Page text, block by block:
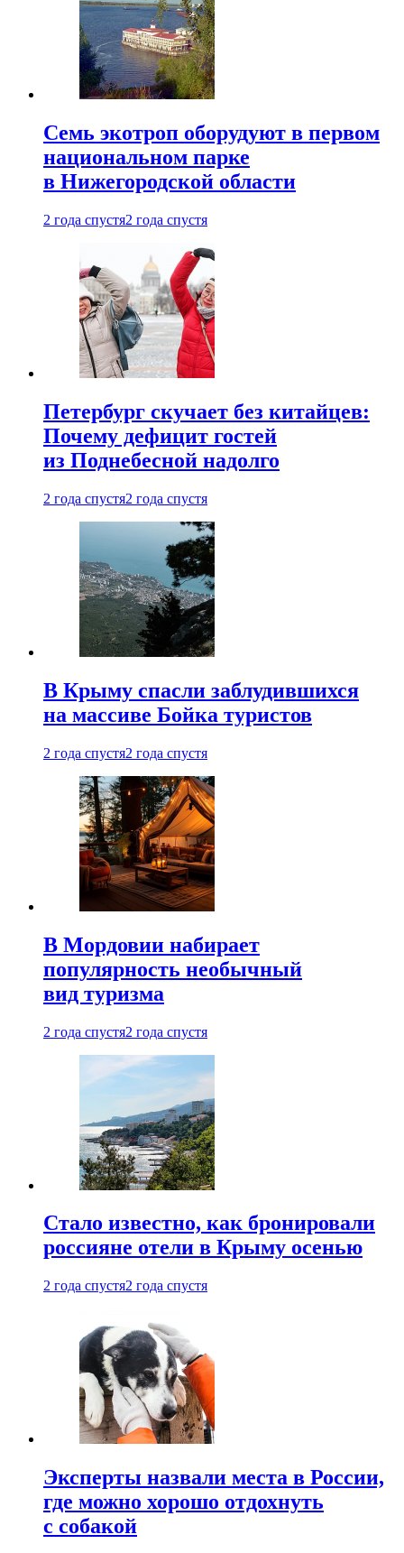
Семь экотроп оборудуют в первом
национальном парке
в Нижегородской области
2 года спустя2 года спустя
Петербург скучает без китайцев:
Почему дефицит гостей
из Поднебесной надолго
2 года спустя2 года спустя
В Крыму спасли заблудившихся
на массиве Бойка туристов
2 года спустя2 года спустя
В Мордовии набирает
популярность необычный
вид туризма
2 года спустя2 года спустя
Стало известно, как бронировали
россияне отели в Крыму осенью
2 года спустя2 года спустя
Эксперты назвали места в России,
где можно хорошо отдохнуть
с собакой